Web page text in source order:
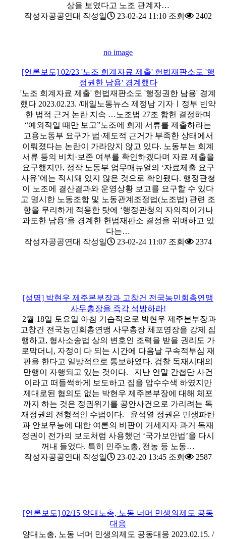
상을 보였다고 노조 관계자…
작성자공공연대 작성일 23-02-24 11:10 조회 2402
no image
[언론보도] 02/23 '노조 회계자료 제출' 헌법재판소도 '행
정권한 남용' 경계했다
'노조 회계자료 제출' 헌법재판소도 '행정권한 남용' 경계
했다 2023.02.23. /매일노동뉴스 제정남 기자ㅣ정부 빈약
한 법적 근거 논란 지속 …노조법 27조 합헌 결정하며
“예외적일 때만 보고”노조에 회계 서류를 제출하라는
고용노동부 요구가 법·제도적 근거가 부족한 상태에서
이뤄졌다는 논란이 가라앉지 않고 있다. 노동부는 회계
서류 등의 비치·보존 여부를 확인하겠다며 자료 제출을
요구했지만, 정작 노동부 업무매뉴얼의 ‘자료제출 요구
사유’에는 적시돼 있지 않은 것으로 확인됐다. 행정관청
이 노조에 결산결과와 운영상황 보고를 요구할 수 있다
고 명시한 노동조합 및 노동관계조정법(노조법) 관련 조
항을 무리하게 적용한 탓에 ‘행정관청의 자의적이거나
과도한 남용’을 경계한 헌법재판소 결정을 위배하고 있
다는…
작성자공공연대 작성일 23-02-24 11:07 조회 2374
[성명] 박현우 제주본부장과 고창건 전국농민회총연맹
사무총장을 즉각 석방하라!
2월 18일 토요일 아침 기습적으로 박현우 제주본부장과
고창건 전국농민회총연맹 사무총장 체포영장을 강제 집
행하고, 형사소송법 상의 변호인 조력을 받을 권리도 가
로막더니, 자정이 다 되는 시간에 다음날 구속적부심 재
판을 한다고 일방적으로 통보하였다. 검찰 독재시대의
만행이 자행되고 있는 것이다. 지난 연말 간첩단 사건
이라고 떠들썩하게 보도하고 집을 압수수색 하였지만
제대로된 혐의도 없는 박현우 제주본부장에 대해 체포
까지 하는 것은 정권위기를 공안사건으로 가리려는 독
재정권의 전형적인 수법이다. 윤석열 정권은 민생파탄
과 안보무능에 대한 여론의 비판이 거세지자 과거 독재
정권이 전가의 보도처럼 사용했던 ‘국가보안법’을 다시
꺼내 들었다. 특히 민주노총, 전농 등 노동…
작성자공공연대 작성일 23-02-20 13:45 조회 2587
[언론보도] 02/15 양대노총, 노동 너머 민생의제도 공동
대응
양대노총, 노동 너머 민생의제도 공동대응 2023.02.15. /